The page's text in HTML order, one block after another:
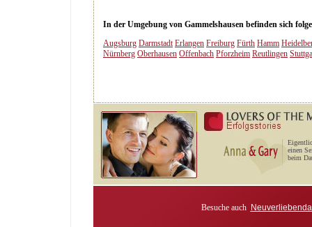
In der Umgebung von Gammelshausen befinden sich
Augsburg Darmstadt Erlangen Freiburg Fürth Hamm
Nürnberg Oberhausen Offenbach Pforzheim Reutlingen
einen
beim
Besuche auch